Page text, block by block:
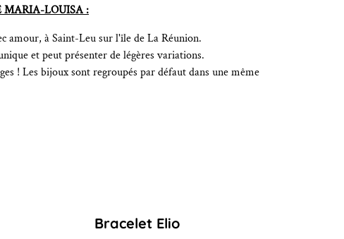
MARIA-LOUISA :
amour, à Saint-Leu sur l'île de La Réunion.
et peut présenter de légères variations.
! Les bijoux sont regroupés par défaut dans une même
Bracelet Elio